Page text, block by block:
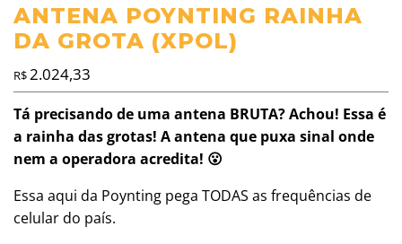
ANTENA POYNTING RAINHA
DA GROTA (XPOL)
R$2.024,33
Tá precisando de uma antena BRUTA? Achou! Essa é
a rainha das grotas! A antena que puxa sinal onde
nem a operadora acredita! 😮
Essa aqui da Poynting pega TODAS as frequências de
celular do país.